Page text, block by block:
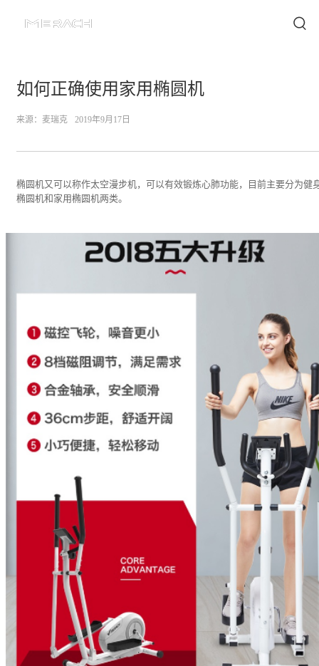
如何正确使用家用椭圆机
来源： 麦瑞克 2019年9月17日
椭圆机又可以称作太空漫步机，可以有效锻炼心肺功能，目前主要分为健
椭圆机和家用椭圆机两类。